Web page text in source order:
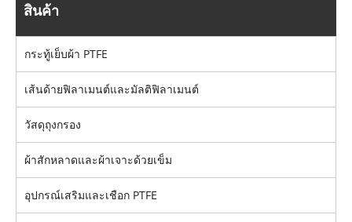
สินค้า
กระทู้เย็บผ้า PTFE
เส้นด้ายฟิลาเมนต์และมัลติฟิลาเมนต์
วัสดุถุงกรอง
ผ้าสักหลาดและผ้าเจาะด้วยเข็ม
อุปกรณ์เสริมและเชือก PTFE